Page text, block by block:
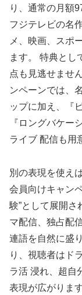
り、通常の月額
フジテレビの名
メ、映画、スポ
ます。 特典とし
点も見逃せませ
ンペーンでは、
ップに加え、『
『ロングバケー
ライブ 配信も用
別の表現を使え
会員向けキャン
験”として展開さ
マ配信、独占配
連語を自然に盛
り、視聴者はド
ラ活 浸れ、超自
表現が広がります